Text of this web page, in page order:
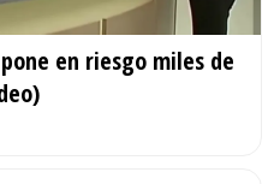
en riesgo miles de